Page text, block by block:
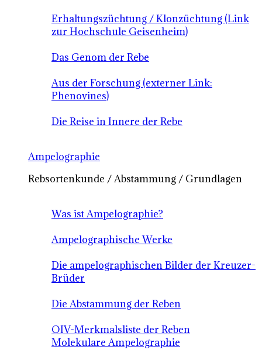
Erhaltungszüchtung / Klonzüchtung (Link
zur Hochschule Geisenheim)
Das Genom der Rebe
Aus der Forschung (externer Link:
Phenovines)
Die Reise in Innere der Rebe
Ampelographie
Rebsortenkunde / Abstammung / Grundlagen
Was ist Ampelographie?
Ampelographische Werke
Die ampelographischen Bilder der Kreuzer-
Brüder
Die Abstammung der Reben
OIV-Merkmalsliste der Reben
Molekulare Ampelographie